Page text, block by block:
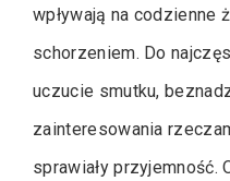
wpływają na codzienne
schorzeniem. Do
uczucie smutku,
zainteresowania
sprawiały przyjemność.